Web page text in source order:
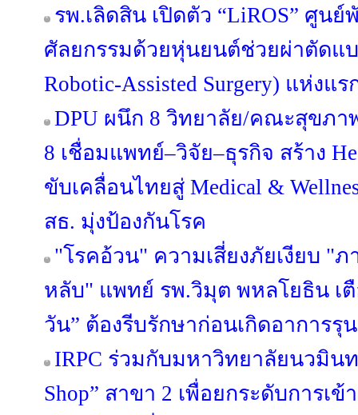
รพ.เลิดสิน เปิดตัว “LiROS” ศูน
ศัลยกรรมด้วยหุ่นยนต์ช่วยผ่าตัดแ
Robotic-Assisted Surgery) แห่งแ
DPU ผนึก 8 วิทยาลัย/คณะสุขภา
8 เชื่อมแพทย์–วิจัย–ธุรกิจ สร้าง
ขับเคลื่อนไทยสู่ Medical &
สธ. มุ่งป้องกันโรค
"โรคอ้วน" ความเสี่ยงภัยเงียบ "
หลับ" แพทย์ รพ.วิมุต พหลโยธิน เ
วัน” ต้องรีบรักษาก่อนเกิดอาการรุ
IRPC ร่วมกับมหาวิทยาลัยนวมินท
Shop” สาขา 2 เพื่อยกระดับการเ